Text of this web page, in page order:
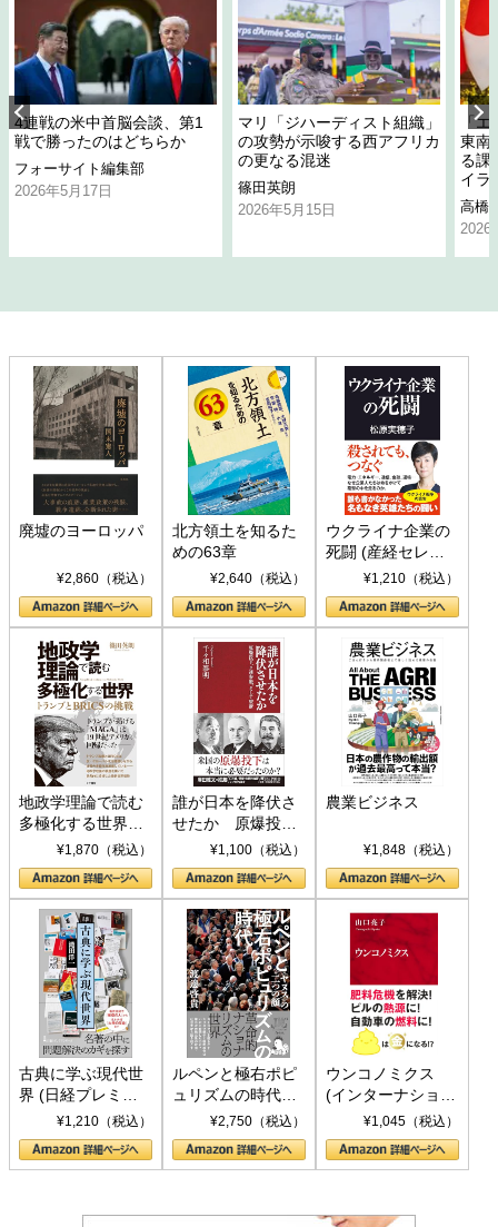
4連戦の米中首脳会談、第1
戦で勝ったのはどちらか
フォーサイト編集部
2026年5月17日
マリ「ジハーディスト組織」
の攻勢が示唆する西アフリカ
の更なる混迷
篠田英朗
2026年5月15日
「
東南
る課
イラ
高橋
2026
廃墟のヨーロッパ
¥2,860（税込）
北方領土を知るた
めの63章
¥2,640（税込）
ウクライナ企業の
死闘 (産経セレク
ト S 039)¥1,210（税込）
地政学理論で読む
多極化する世界：
トランプとBRICS
の挑戦
¥1,870（税込）
誰が日本を降伏さ
せたか 原爆投
下、ソ連参戦、そ
して聖断 (PHP新
書)
¥1,100（税込）
農業ビジネス
¥1,848（税込）
古典に学ぶ現代世
界 (日経プレミア
シリーズ)¥1,210（税込）
ルペンと極右ポピ
ュリズムの時代：
〈ヤヌス〉の二つ
の顔
¥2,750（税込）
ウンコノミクス
(インターナショナ
ル新書)¥1,045（税込）